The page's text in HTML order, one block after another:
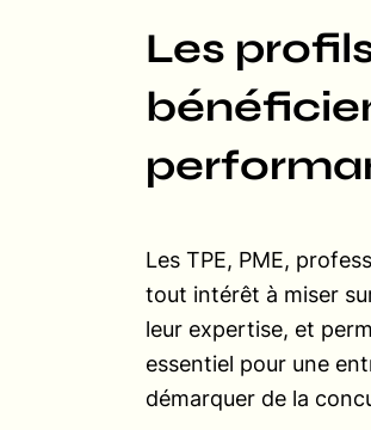
Les
Les TPE, PME,
tout intérêt à miser
leur expertise, et
essentiel pour une
démarquer de la